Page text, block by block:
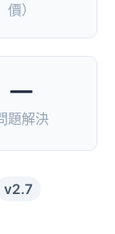
價）
—
題解決
v2.7